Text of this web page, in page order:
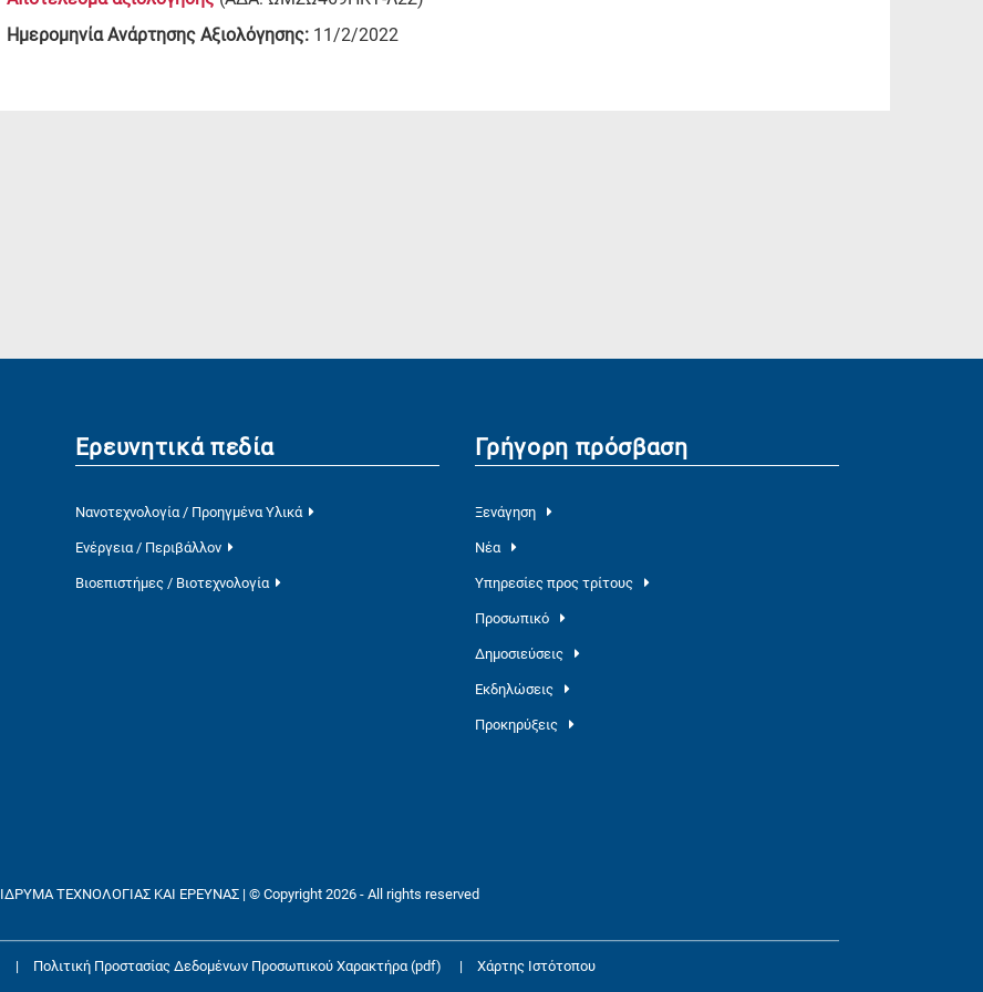
Ημερομηνία Ανάρτησης Αξιολόγησης: 11/2/2022
Ερευνητικά πεδία
Νανοτεχνολογία / Προηγμένα Υλικά
Ενέργεια / Περιβάλλον
Βιοεπιστήμες / Βιοτεχνολογία
Γρήγορη πρόσβαση
Ξενάγηση
Νέα
Υπηρεσίες προς τρίτους
Προσωπικό
Δημοσιεύσεις
Εκδηλώσεις
Προκηρύξεις
ΙΔΡΥΜΑ ΤΕΧΝΟΛΟΓΙΑΣ ΚΑΙ ΕΡΕΥΝΑΣ | © Copyright 2026 - All rights reserved
| Πολιτική Προστασίας Δεδομένων Προσωπικού Χαρακτήρα (pdf) | Χάρτης Ιστότοπου